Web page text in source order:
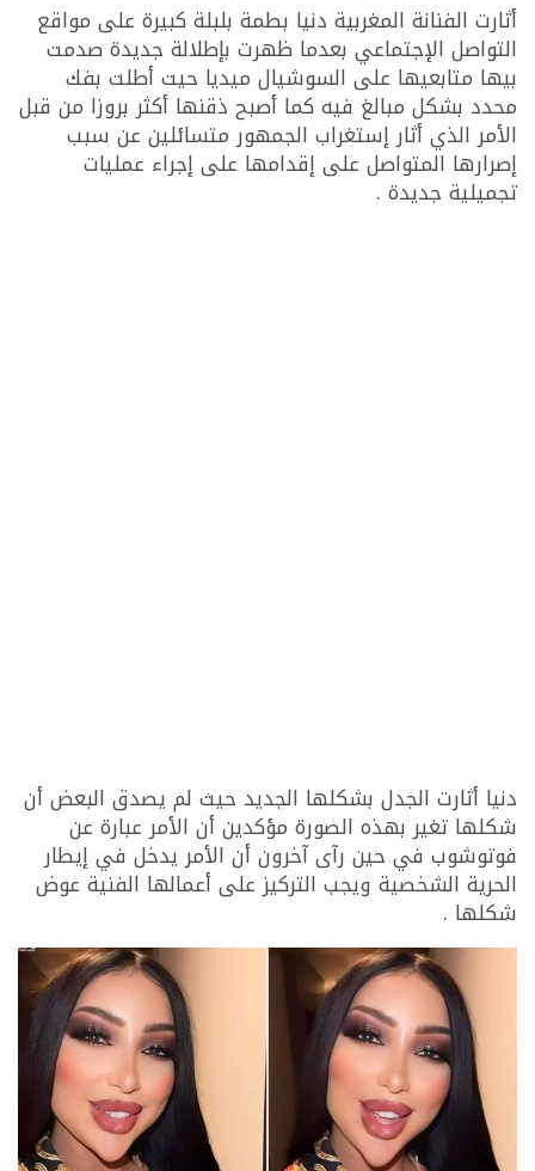
أثارت الفنانة المغربية دنيا بطمة بلبلة كبيرة على مواقع
التواصل الإجتماعي بعدما ظهرت بإطلالة جديدة صدمت
بيها متابعيها على السوشيال ميديا حيت أطلت بفك
محدد بشكل مبالغ فيه كما أصبح ذقنها أكثر بروزا من قبل
الأمر الذي أثار إستغراب الجمهور متسائلين عن سبب
إصرارها المتواصل على إقدامها على إجراء عمليات
تجميلية جديدة .
دنيا أثارت الجدل بشكلها الجديد حيث لم يصدق البعض أن
شكلها تغير بهذه الصورة مؤكدين أن الأمر عبارة عن
فوتوشوب في حين رآى آخرون أن الأمر يدخل في إيطار
الحرية الشخصية ويجب التركيز على أعمالها الفنية عوض
شكلها .